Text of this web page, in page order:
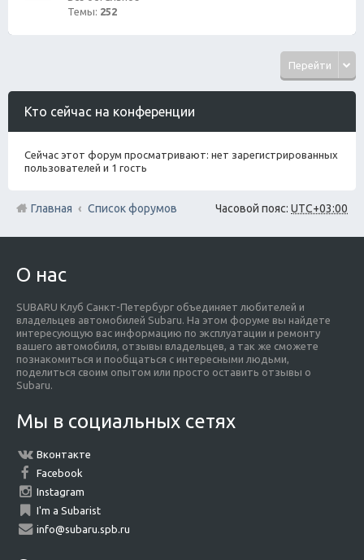
Темы: 252
Перейти
Кто сейчас на конференции
Сейчас этот форум просматривают: нет зарегистрированных
пользователей и 1 гость
Часовой пояс: UTC+03:00
Главная Список форумов
О нас
SUBARU Клуб Санкт-Петербург объединяет любителей и
владельцев автомобилей Subaru. На этом форуме вы найдете
интересующую вас информацию по эксплуатации и ремонту
вашего автомобиля, отзывы владельцев, а так же сможете
познакомиться и пообщаться с интересными людьми,
поделиться своим опытом или просто оставить отзывы о
Subaru.
Мы в социальных сетях
Вконтакте
Facebook
Instagram
I'm a Subarist
info@subaru.spb.ru